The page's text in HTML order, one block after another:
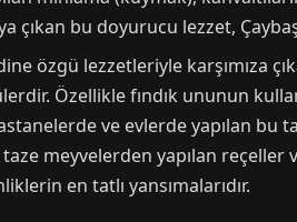
çıkan bu doyurucu lezzet,
özgü lezzetleriyle karşımıza
Özellikle fındık ununun
ve evlerde yapılan bu
meyvelerden yapılan reçeller
en tatlı yansımalarıdır.